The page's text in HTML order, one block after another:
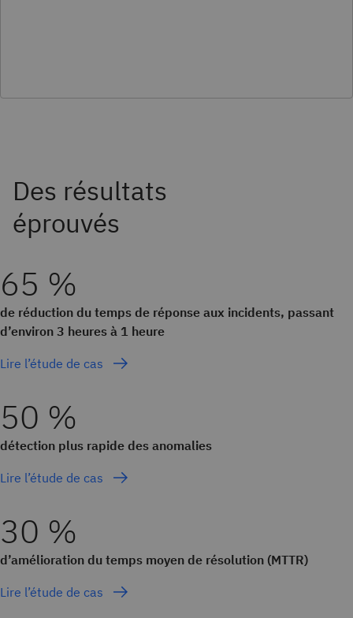
65 %
de réduction du temps de réponse aux incidents, passant
d’environ 3 heures à 1 heure
Lire l’étude de cas
50 %
détection plus rapide des anomalies
Lire l’étude de cas
30 %
d’amélioration du temps moyen de résolution (MTTR)
Lire l’étude de cas